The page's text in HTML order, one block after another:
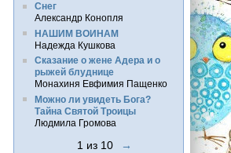
Снег
Александр Конопля
НАШИМ ВОИНАМ
Надежда Кушкова
Сказание о жене Адера и о
рыжей блуднице
Монахиня Евфимия Пащенко
Можно ли увидеть Бога?
Тайна Святой Троицы
Людмила Громова
1 из 10 →